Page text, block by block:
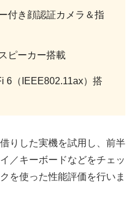
付き顔認証カメラ＆指
ピーカー搭載
6（IEEE802.11ax）搭
りした実機を試用し、前半
／キーボードなどをチェッ
を使った性能評価を行いま